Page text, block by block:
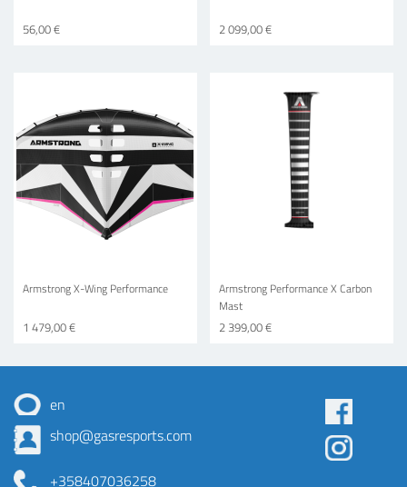
56,00 € 2 099,00 €
Armstrong X-Wing Performance
1 479,00 €
Armstrong Performance X Carbon
Mast
2 399,00 €
en
shop@gasresports.com
+358407036258
Some